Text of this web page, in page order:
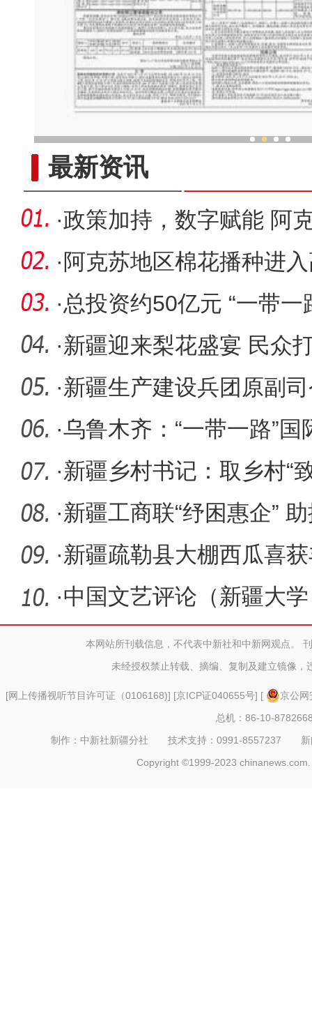
最新资讯
·政策加持，数字赋能 阿
· 阿克苏地区棉花播种进
生产“加
·总投资约50亿元 “一带一
项目落
·新疆迎来梨花盛宴 民众
·新疆生产建设兵团原副
刑13年
·乌鲁木齐：“一带一路”
·新疆乡村书记：取乡村“
路”
·新疆工商联“纾困惠企”
发展
·新疆疏勒县大棚西瓜喜
量发展助
·中国文艺评论（新疆大
暨“新疆首
本网站所刊载信息，不代表中新社和中新网观点。
未经授权禁止转载、摘编、复制及建立镜像，
[网上传播视听节目许可证（0106168)] [京ICP证040655号] [
京公
总机：86-10-
制作：中新社新疆分社 技术支持：0991-8557237
Copyright ©1999-2023